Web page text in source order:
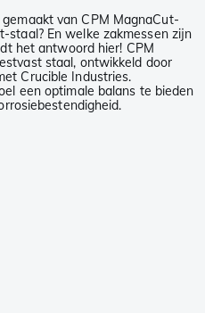
van CPM MagnaCut-
staal? En welke zakmessen zijn
het antwoord hier! CPM
staal, ontwikkeld door
Crucible Industries.
een optimale balans te bieden